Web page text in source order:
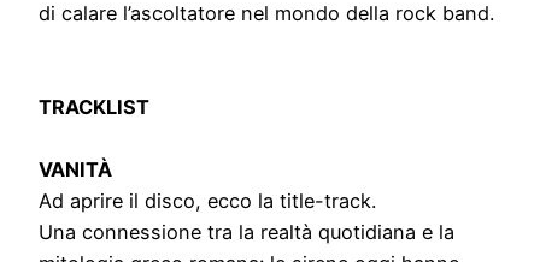
di calare l’ascoltatore nel mondo della rock band.
TRACKLIST
VANITÀ
Ad aprire il disco, ecco la title-track.
Una connessione tra la realtà quotidiana e la